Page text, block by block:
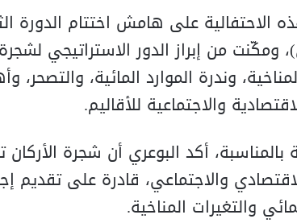
على هامش اختتام الدورة
ماي)، ومكّنت من إبراز الدور الاستراتيجي
وندرة الموارد المائية، والتصحر،
والاجتماعية للأقاليم.
أكد البوعري أن شجرة
والاجتماعي، قادرة على تقديم
والتغيرات المناخية.